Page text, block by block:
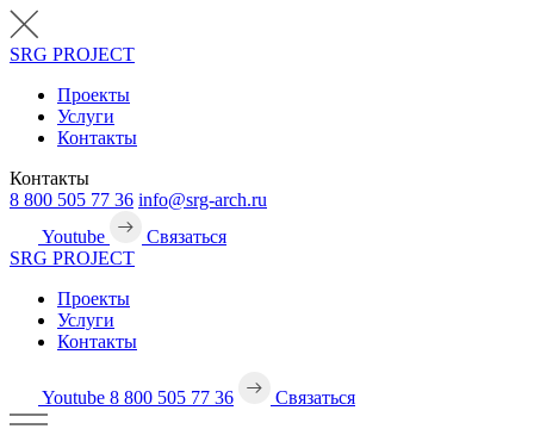
SRG PROJECT
Проекты
Услуги
Контакты
Контакты
8 800 505 77 36 info@srg-arch.ru
Youtube
Связаться
SRG PROJECT
Проекты
Услуги
Контакты
Youtube 8 800 505 77 36 Связаться